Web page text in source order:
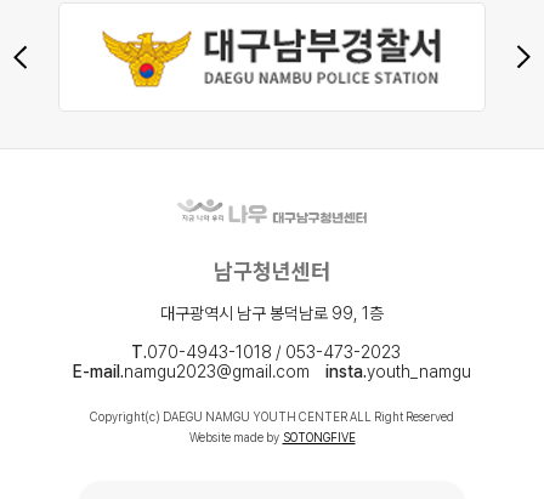
남구청년센터
대구광역시 남구 봉덕남로 99, 1층
T.070-4943-1018 / 053-473-2023
E-mail.namgu2023@gmail.com insta.youth_namgu
Copyright(c) DAEGU NAMGU YOUTH CENTER ALL Right Reserved
Website made by SOTONGFIVE